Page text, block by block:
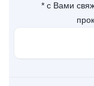
* с Вами